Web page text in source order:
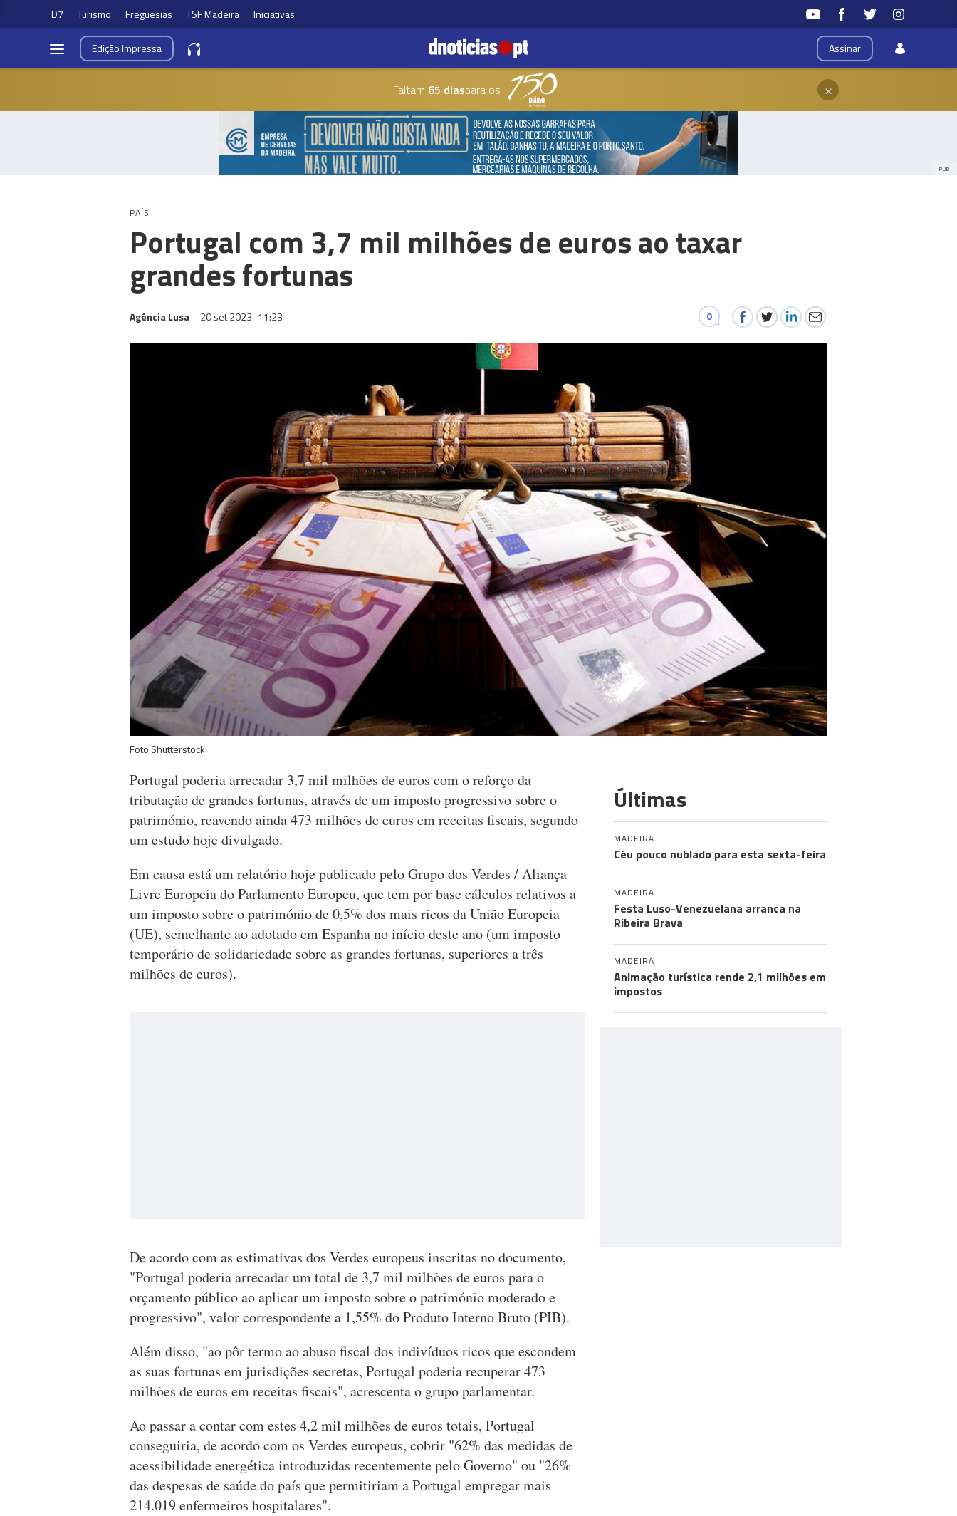
D7 Turismo Freguesias TSF Madeira Iniciativas
Assinar
EdiçãoImpressa
Faltam 65 diaspara os ×
PUB
PAÍS
Portugal com 3,7 mil milhões de euros ao taxar
grandes fortunas
Agência Lusa 20 set 2023 11:23 0
Foto Shutterstock
Portugal poderia arrecadar 3,7 mil milhões de euros com o reforço da
tributação de grandes fortunas, através de um imposto progressivo sobre o
património, reavendo ainda 473 milhões de euros em receitas fiscais, segundo
um estudo hoje divulgado.
Em causa está um relatório hoje publicado pelo Grupo dos Verdes / Aliança
Livre Europeia do Parlamento Europeu, que tem por base cálculos relativos a
um imposto sobre o património de 0,5% dos mais ricos da União Europeia
(UE), semelhante ao adotado em Espanha no início deste ano (um imposto
temporário de solidariedade sobre as grandes fortunas, superiores a três
milhões de euros).
De acordo com as estimativas dos Verdes europeus inscritas no documento,
"Portugal poderia arrecadar um total de 3,7 mil milhões de euros para o
orçamento público ao aplicar um imposto sobre o património moderado e
progressivo", valor correspondente a 1,55% do Produto Interno Bruto (PIB).
Além disso, "ao pôr termo ao abuso fiscal dos indivíduos ricos que escondem
as suas fortunas em jurisdições secretas, Portugal poderia recuperar 473
milhões de euros em receitas fiscais", acrescenta o grupo parlamentar.
Ao passar a contar com estes 4,2 mil milhões de euros totais, Portugal
conseguiria, de acordo com os Verdes europeus, cobrir "62% das medidas de
acessibilidade energética introduzidas recentemente pelo Governo" ou "26%
das despesas de saúde do país que permitiriam a Portugal empregar mais
214.019 enfermeiros hospitalares".
Últimas
MADEIRA
Céu pouco nublado para esta sexta-feira
MADEIRA
Festa Luso-Venezuelana arranca na
Ribeira Brava
MADEIRA
Animação turística rende 2,1 milhões em
impostos